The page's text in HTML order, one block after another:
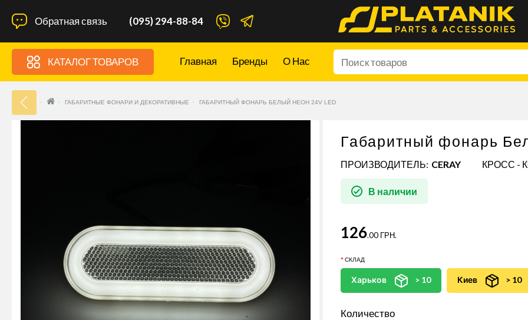
Обратная связь (095) 294-88-84
КАТАЛОГ ТОВАРОВ Главная Бренды О Нас
ГАБАРИТНЫЕ ФОНАРИ И ДЕКОРАТИВНЫЕ ГАБАРИТНЫЙ ФОНАРЬ БЕЛЫЙ НЕОН 24V LED
Габаритный фонарь
ПРОИЗВОДИТЕЛЬ: CERAY КРОСС -
В наличии
126.00 ГРН.
СКЛАД
Харьков > 10 Киев > 10
Количество